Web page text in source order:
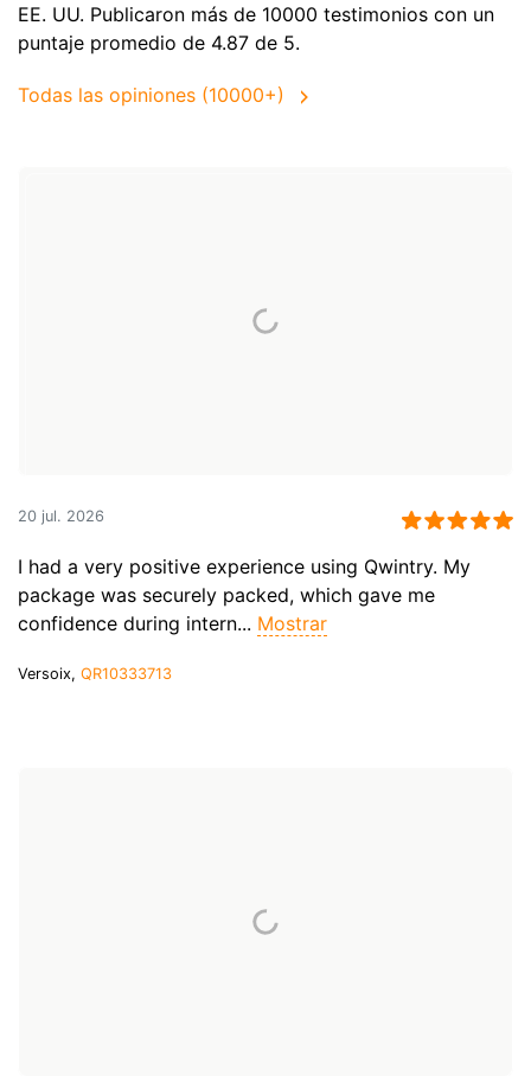
EE. UU. Publicaron más de 10000 testimonios con un
puntaje promedio de 4.87 de 5.
Todas las opiniones (10000+)
20 jul. 2026
I had a very positive experience using Qwintry. My
package was securely packed, which gave me
confidence during intern... Mostrar
Versoix, QR10333713